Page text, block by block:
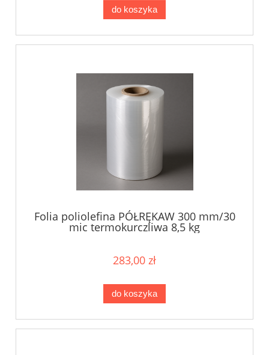
do koszyka
Folia poliolefina PÓŁRĘKAW 300 mm/30
mic termokurczliwa 8,5 kg
283,00 zł
do koszyka